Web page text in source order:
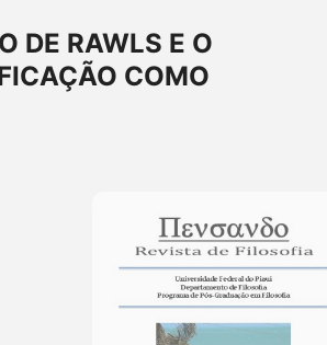
DE RAWLS E O
COMO